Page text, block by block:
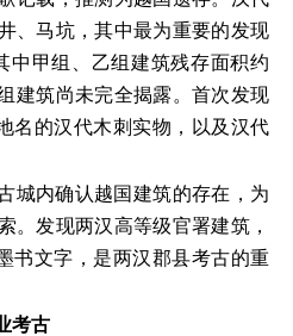
、马坑，其中最为重要的发现
中甲组、乙组建筑残存面积约
建筑尚未完全揭露。首次发现
名的汉代木刺实物，以及汉代
城内确认越国建筑的存在，为
。发现两汉高等级官署建筑，
书文字，是两汉郡县考古的重
考古